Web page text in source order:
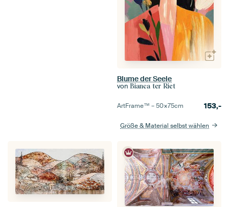
Blume der Seele
von Bianca ter Riet
ArtFrame™ –50×75cm 153,-
Größe & Material selbst wählen